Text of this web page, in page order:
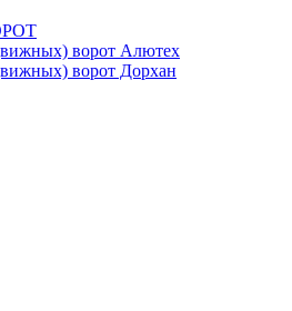
ворот Алютех
ворот Дорхан